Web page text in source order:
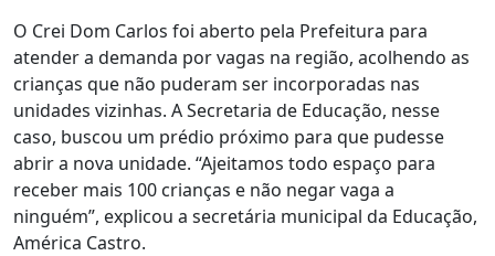
O Crei Dom Carlos foi aberto pela Prefeitura para
atender a demanda por vagas na região, acolhendo as
crianças que não puderam ser incorporadas nas
unidades vizinhas. A Secretaria de Educação, nesse
caso, buscou um prédio próximo para que pudesse
abrir a nova unidade. “Ajeitamos todo espaço para
receber mais 100 crianças e não negar vaga a
ninguém”, explicou a secretária municipal da Educação,
América Castro.